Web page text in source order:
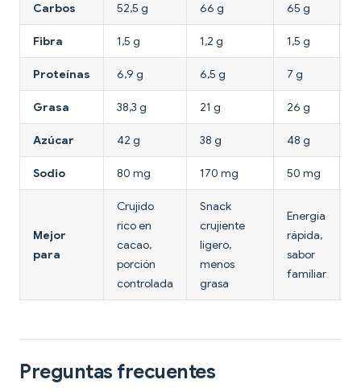
Carbos 52,5 g 66 g 65 g
Fibra 1,5 g 1,2 g 1,5 g
Proteínas 6,9 g 6,5 g 7 g
Grasa 38,3 g 21 g 26 g
Azúcar 42 g 38 g 48 g
Sodio 80 mg 170 mg 50 mg
Mejor
para
Crujido
rico en
cacao,
porción
controlada
Snack
crujiente
ligero,
menos
grasa
Energía
rápida,
sabor
familiar
Preguntas frecuentes